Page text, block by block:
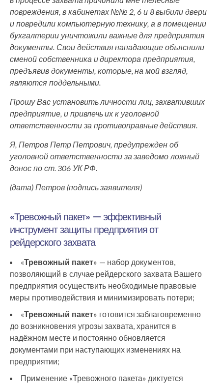
повреждения, в кабинетах №№ 2, 6 и 8 выбили двери
и повредили компьютерную технику, а в помещении
бухгалтерии уничтожили важные для предприятия
документы. Свои действия нападающие объяснили
сменой собственника и директора предприятия,
предъявив документы, которые, на мой взгляд,
являются поддельными.
Прошу Вас установить личности лиц, захвативших
предприятие, и привлечь их к уголовной
ответственности за противоправные действия.
Я, Петров Петр Петрович, предупрежден об
уголовной ответственности за заведомо ложный
донос по ст. 306 УК РФ.
(дата) Петров (подпись заявителя)
«Тревожный пакет» — эффективный
инструмент защиты предприятия от
рейдерского захвата
«Тревожный пакет» — набор документов,
позволяющий в случае рейдерского захвата Вашего
предприятия осуществить необходимые правовые
меры противодействия и минимизировать потери;
«Тревожный пакет» готовится заблаговременно
до возникновения угрозы захвата, хранится в
надёжном месте и постоянно обновляется
документами при наступающих изменениях на
предприятии;
Применение «Тревожного пакета» диктуется